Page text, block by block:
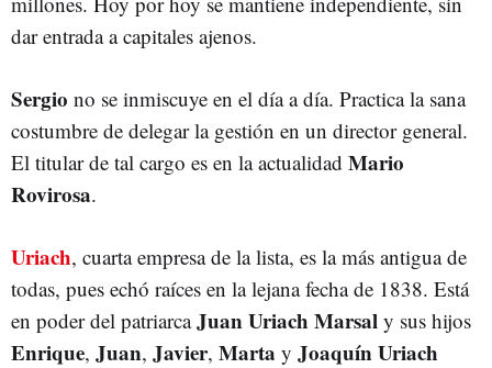
dar entrada a capitales ajenos.
Sergio no se inmiscuye en el día a día. Practica la sana
costumbre de delegar la gestión en un director general.
El titular de tal cargo es en la actualidad Mario
Rovirosa.
Uriach, cuarta empresa de la lista, es la más antigua de
todas, pues echó raíces en la lejana fecha de 1838. Está
en poder del patriarcaJuan Uriach Marsal y sus hijos
Enrique, Juan, Javier, Marta y Joaquín Uriach